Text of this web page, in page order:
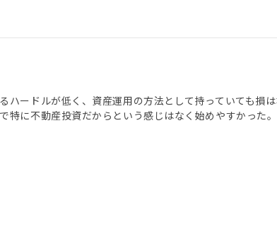
ハードルが低く、資産運用の方法として持っていても損
特に不動産投資だからという感じはなく始めやすかった。